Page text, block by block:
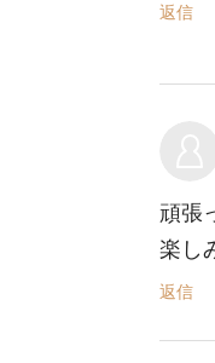
返信
頑張
楽し
返信